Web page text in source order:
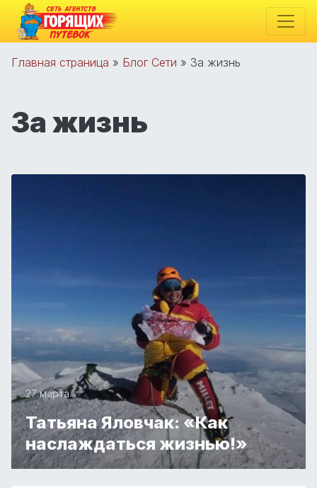
Главная страница » Блог Сети » За жизнь
За жизнь
27 марта
Татьяна Яловчак: «Как
наслаждаться жизнью!»